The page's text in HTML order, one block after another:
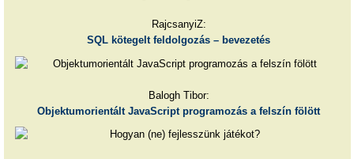
RajcsanyiZ:
SQL kötegelt feldolgozás – bevezetés
Balogh Tibor:
Objektumorientált JavaScript programozás a felszín fölött